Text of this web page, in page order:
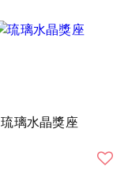
琉璃水晶獎座